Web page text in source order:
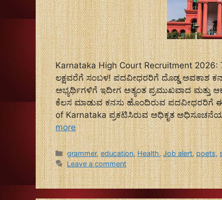
Karnataka High Court Recruitment 2026:
ಲಕ್ಷವರೆಗೆ ಸಂಬಳ! ಪದವೀಧರರಿಗೆ ದೊಡ್ಡ ಅವಕಾಶ
ಅಭ್ಯರ್ಥಿಗಳಿಗೆ ಇದೀಗ ಅತ್ಯಂತ ಪ್ರಮುಖವಾದ
ಕೆಲಸ ಮಾಡುವ ಕನಸು ಹೊಂದಿರುವ ಪದವೀಧರರಿಗೆ
of Karnataka ಪ್ರಕಟಿಸಿರುವ ಅಧಿಕೃತ
more
Categories
grammer,education,Health,Job alert,poets,
Leave a comment